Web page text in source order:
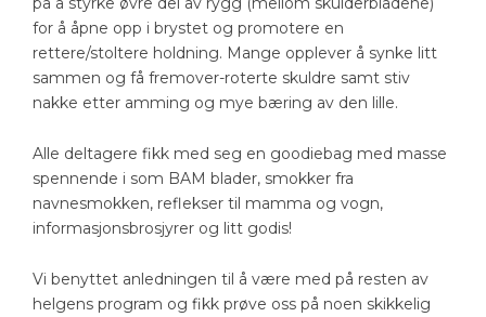
for å åpne opp i brystet og promotere en
rettere/stoltere holdning. Mange opplever å synke litt
sammen og få fremover-roterte skuldre samt stiv
nakke etter amming og mye bæring av den lille.
Alle deltagere fikk med seg en goodiebag med masse
spennende i som BAM blader, smokker fra
navnesmokken, reflekser til mamma og vogn,
informasjonsbrosjyrer og litt godis!
Vi benyttet anledningen til å være med på resten av
helgens program og fikk prøve oss på noen skikkelig